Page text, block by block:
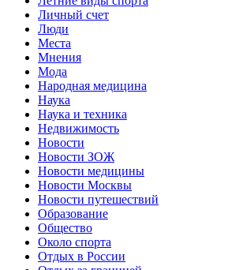
Личный счет
Люди
Места
Мнения
Мода
Народная медицина
Наука
Наука и техника
Недвижимость
Новости
Новости ЗОЖ
Новости медицины
Новости Москвы
Новости путешествий
Образование
Общество
Около спорта
Отдых в России